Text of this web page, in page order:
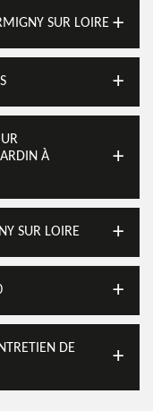
SUR LOIRE
À
SUR LOIRE
DE